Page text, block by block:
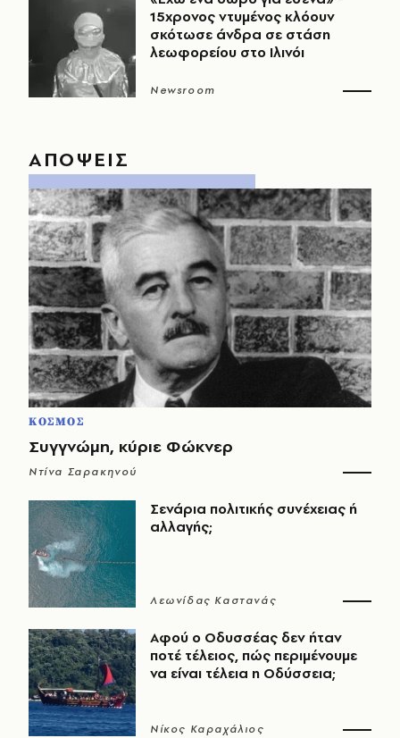
15χρονος ντυμένος κλόουν
σκότωσε άνδρα σε στάση
λεωφορείου στο Ιλινόι
Newsroom
ΑΠΟΨΕΙΣ
ΚΟΣΜΟΣ
Συγγνώμη, κύριε Φώκνερ
Ντίνα Σαρακηνού
Σενάρια πολιτικής συνέχειας ή
αλλαγής;
Λεωνίδας Καστανάς
Αφού ο Οδυσσέας δεν ήταν
ποτέ τέλειος, πώς περιμένουμε
να είναι τέλεια η Οδύσσεια;
Νίκος Καραχάλιος